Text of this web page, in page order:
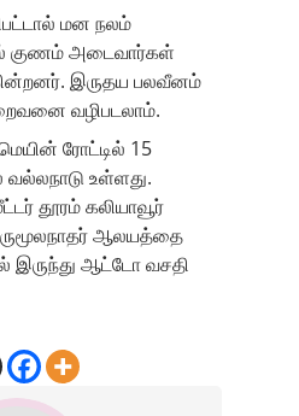
மன நலம்
குணம் அடைவார்கள்
இருதய பலவீனம்
வழிபடலாம்.
ரோட்டில் 15
உள்ளது.
தூரம் கலியாவூர்
ஆலயத்தை
இருந்து ஆட்டோ வசதி